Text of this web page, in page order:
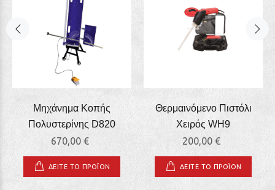
Μηχάνημα Κοπής
Πολυστερίνης D820
670,00 €
ΔΕΙΤΕ ΤΟ ΠΡΟΪΟΝ
Θερμαινόμενο Πιστόλι
Χειρός WΗ9
200,00 €
ΔΕΙΤΕ ΤΟ ΠΡΟΪΟΝ